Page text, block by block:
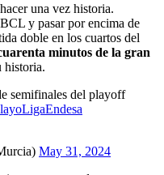
una vez historia.
y pasar por encima de
doble en los cuartos del
minutos de la gran
historia.
semifinales del playoff
May 31, 2024